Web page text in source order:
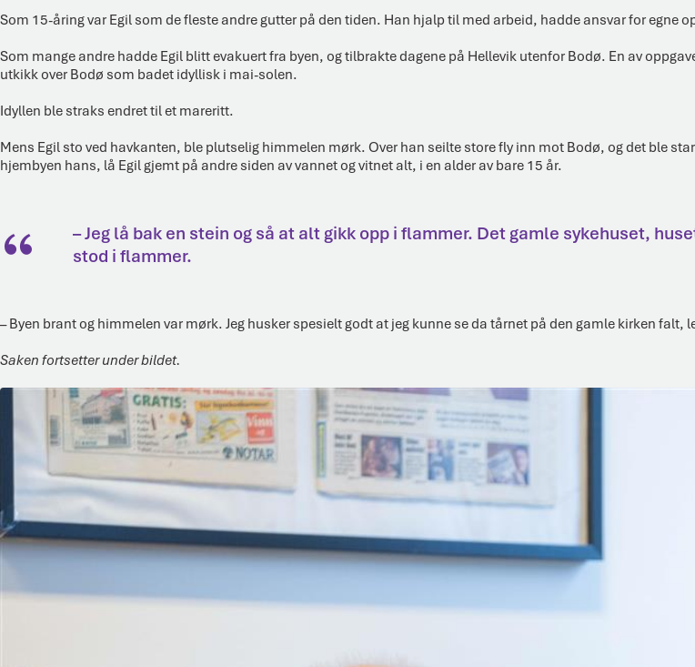
Som 15-åring var Egil som de fleste andre gutter på den tiden. Han hjalp til med arbeid, hadde ansvar for egne
Som mange andre hadde Egil blitt evakuert fra byen, og tilbrakte dagene på Hellevik utenfor Bodø. En av
utkikk over Bodø som badet idyllisk i mai-solen.
Idyllen ble straks endret til et mareritt.
Mens Egil sto ved havkanten, ble plutselig himmelen mørk. Over han seilte store fly inn mot Bodø, og det ble
hjembyen hans, lå Egil gjemt på andre siden av vannet og vitnet alt, i en alder av bare 15 år.
– Jeg lå bak en stein og så at alt gikk opp i flammer. Det gamle sykehuset,
stod i flammer.
– Byen brant og himmelen var mørk. Jeg husker spesielt godt at jeg kunne se da tårnet på den gamle kirken falt,
Saken fortsetter under bildet.